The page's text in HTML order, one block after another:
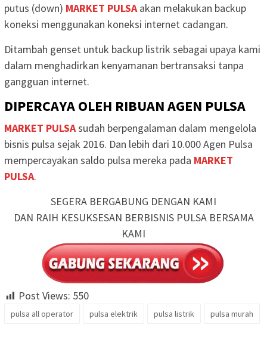
putus (down) MARKET PULSAakan melakukan backup
koneksi menggunakan koneksi internet cadangan.
Ditambah genset untuk backup listrik sebagai upaya kami
dalam menghadirkan kenyamanan bertransaksi tanpa
gangguan internet.
DIPERCAYA OLEH RIBUAN AGEN PULSA
MARKET PULSAsudah berpengalaman dalam mengelola
bisnis pulsa sejak 2016. Dan lebih dari 10.000 Agen Pulsa
mempercayakan saldo pulsa mereka pada MARKET
PULSA.
SEGERA BERGABUNG DENGAN KAMI
DAN RAIH KESUKSESAN BERBISNIS PULSA BERSAMA
KAMI
Post Views: 550
pulsa all operator pulsa elektrik pulsa listrik pulsa murah